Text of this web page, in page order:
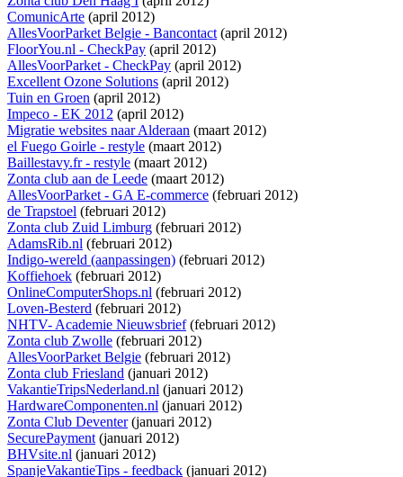
ComunicArte (april 2012)
AllesVoorParket Belgie - Bancontact(april 2012)
FloorYou.nl - CheckPay (april 2012)
AllesVoorParket - CheckPay (april 2012)
Excellent Ozone Solutions (april 2012)
Tuin en Groen (april 2012)
Impeco - EK 2012 (april 2012)
Migratie websites naar Alderaan (maart 2012)
el Fuego Goirle - restyle (maart 2012)
Baillestavy.fr - restyle (maart 2012)
Zonta club aan de Leede (maart 2012)
AllesVoorParket - GA E-commerce (februari 2012)
de Trapstoel (februari 2012)
Zonta club Zuid Limburg (februari 2012)
AdamsRib.nl (februari 2012)
Indigo-wereld (aanpassingen) (februari 2012)
Koffiehoek (februari 2012)
OnlineComputerShops.nl (februari 2012)
Loven-Besterd (februari 2012)
NHTV- Academie Nieuwsbrief(februari 2012)
Zonta club Zwolle (februari 2012)
AllesVoorParket Belgie (februari 2012)
Zonta club Friesland (januari 2012)
VakantieTripsNederland.nl (januari 2012)
HardwareComponenten.nl (januari 2012)
Zonta Club Deventer(januari 2012)
SecurePayment(januari 2012)
BHVsite.nl (januari 2012)
SpanjeVakantieTips - feedback (januari 2012)